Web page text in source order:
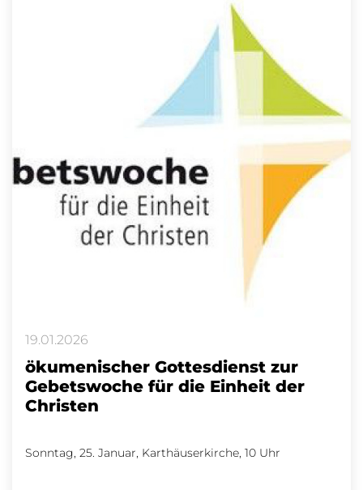
19.01.2026
ökumenischer Gottesdienst zur
Gebetswoche für die Einheit der
Christen
Sonntag, 25. Januar, Karthäuserkirche, 10 Uhr